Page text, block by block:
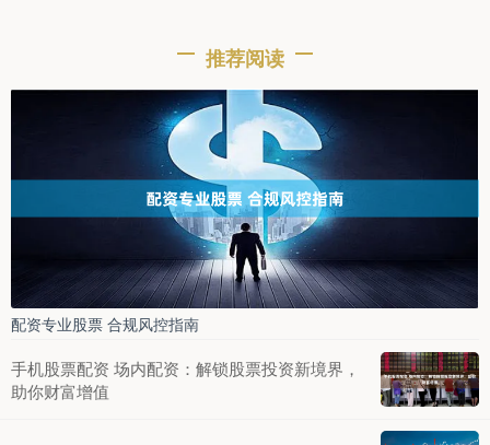
推荐阅读
配资专业股票 合规风控指南
手机股票配资 场内配资：解锁股票投资新境界，
助你财富增值